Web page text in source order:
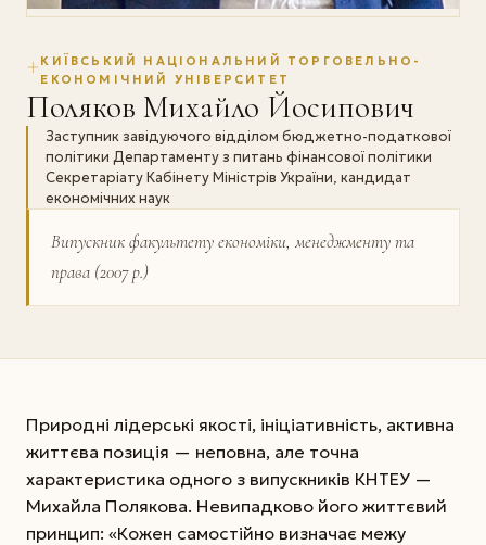
КИЇВСЬКИЙ НАЦІОНАЛЬНИЙ ТОРГОВЕЛЬНО-
ЕКОНОМІЧНИЙ УНІВЕРСИТЕТ
Поляков Михайло Йосипович
Заступник завідуючого відділом бюджетно-податкової
політики Департаменту з питань фінансової політики
Секретаріату Кабінету Міністрів України, кандидат
економічних наук
Випускник факультету економіки, менеджменту та
права (2007 р.)
Природні лідерські якості, ініціативність, активна
життєва позиція — неповна, але точна
характеристика одного з випускників КНТЕУ —
Михайла Полякова. Невипадково його життєвий
принцип: «Кожен самостійно визначає межу